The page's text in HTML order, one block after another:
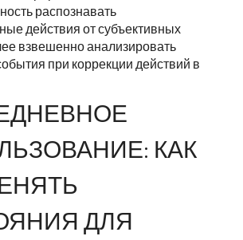
распознавать
действия от субъективных
взвешенно анализировать
при коррекции действий в
КАК
ДЛЯ